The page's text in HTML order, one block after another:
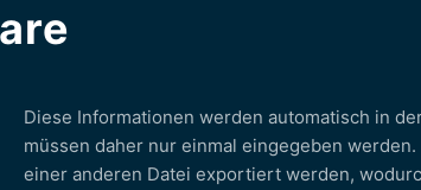
Diese Informationen werden automatisch in
müssen daher nur einmal eingegeben
einer anderen Datei exportiert werden,